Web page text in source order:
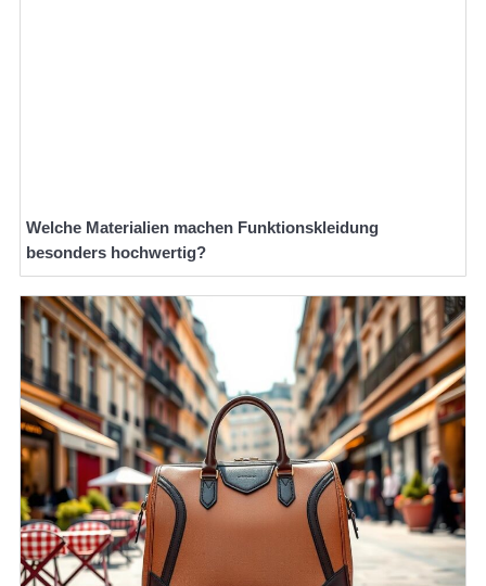
Welche Materialien machen Funktionskleidung
besonders hochwertig?